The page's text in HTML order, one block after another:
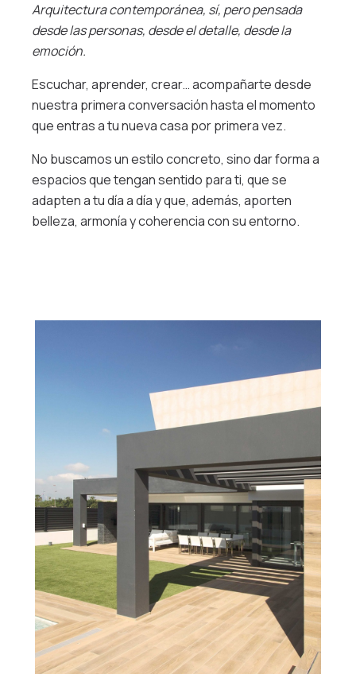
Arquitectura contemporánea, sí, pero pensada
desde las personas, desde el detalle, desde la
emoción.
Escuchar, aprender, crear… acompañarte desde
nuestra primera conversación hasta el momento
que entras a tu nueva casa por primera vez.
No buscamos un estilo concreto, sino dar forma a
espacios que tengan sentido para ti, que se
adapten a tu día a día y que, además, aporten
belleza, armonía y coherencia con su entorno.